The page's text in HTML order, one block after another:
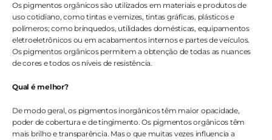
Os pigmentos orgânicos são utilizados em materiais e produtos de
uso cotidiano, como tintas e vernizes, tintas gráficas, plásticos e
polímeros; como brinquedos, utilidades domésticas, equipamentos
eletroeletrônicos ou em acabamentos internos e partes de veículos.
Os pigmentos orgânicos permitem a obtenção de todas as nuances
de cores e todos os níveis de resistência.
Qual é melhor?
De modo geral, os pigmentos inorgânicos têm maior opacidade,
poder de cobertura e de tingimento. Os pigmentos orgânicos têm
mais brilho e transparência. Mas o que muitas vezes influencia a